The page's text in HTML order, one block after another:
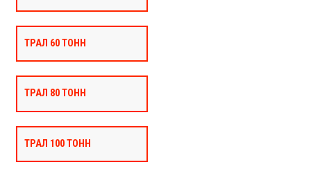
ТРАЛ 60 ТОНН
ТРАЛ 80 ТОНН
ТРАЛ 100 ТОНН